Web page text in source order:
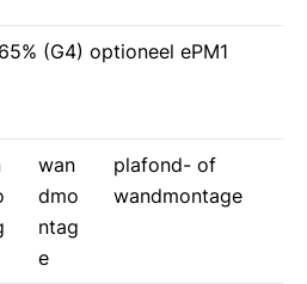
(G4) optioneel ePM1
wan
dmo
ntag
e
plafond- of
wandmontage